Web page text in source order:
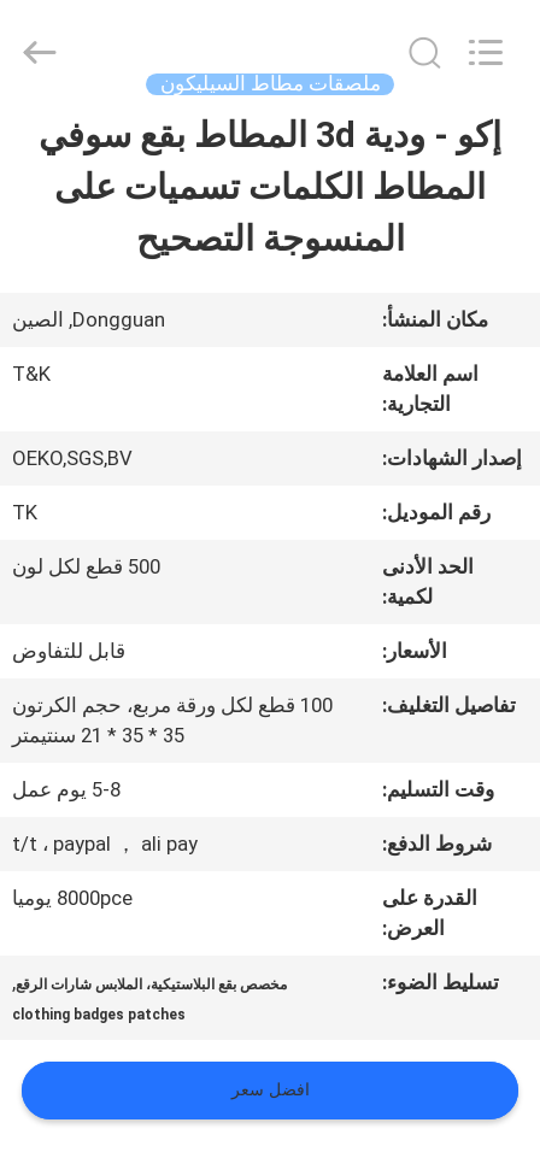
منزل
حول
جولة
المعمل
الجودة
اتصل
أخبار
القضايا
Garment
Accessories
ملصقات مطاط السيليكون
إكو - ودية 3d المطاط بقع سوفي
المطاط الكلمات تسميات على
المنسوجة التصحيح
مكان المنشأ: Dongguan, الصين
اسم العلامة
التجارية:
T&K
إصدار الشهادات: OEKO,SGS,BV
رقم الموديل: TK
الحد الأدنى
لكمية:
500 قطع لكل لون
الأسعار: قابل للتفاوض
تفاصيل التغليف:
100 قطع لكل ورقة مربع، حجم الكرتون
35 * 35 * 21 سنتيمتر
وقت التسليم: 5-8 يوم عمل
شروط الدفع: t/t ، paypal ， ali pay
القدرة على
العرض:
8000pce يوميا
تسليط الضوء: مخصص بقع البلاستيكية، الملابس شارات الرقع,
clothing badges patches
افضل سعر